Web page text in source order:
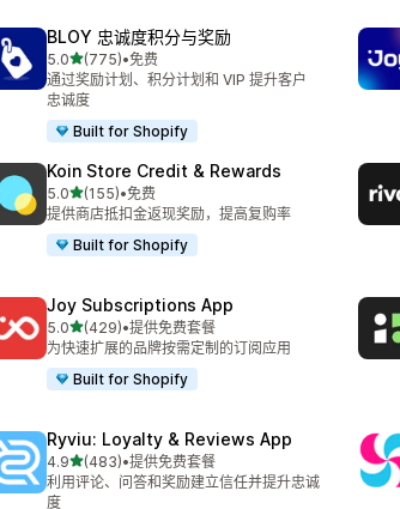
BLOY 忠诚度积分与奖励
5.0星（满分 5 星）
(775)
总共 775 条评论
•免费
通过奖励计划、积分计划和 VIP 提升客户
忠诚度
Built for Shopify
Koin Store Credit & Rewards
5.0星（满分 5 星）
(155)
总共 155 条评论
•免费
提供商店抵扣金返现奖励，提高复购率
Built for Shopify
Joy Subscriptions App
5.0星（满分 5 星）
(429)
总共 429 条评论
•提供免费套餐
为快速扩展的品牌按需定制的订阅应用
Built for Shopify
Ryviu: Loyalty & Reviews App
4.9星（满分 5 星）
(483)
总共 483 条评论
•提供免费套餐
利用评论、问答和奖励建立信任并提升忠诚
度